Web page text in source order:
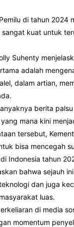
di tahun 2024
kuat untuk
Suhenty
adalah
dalam artian,
berita
mana kini
tersebut,
bisa mencegah
Indonesia tahun
bahwa sejauh
dan juga
luas.
di media
momentum